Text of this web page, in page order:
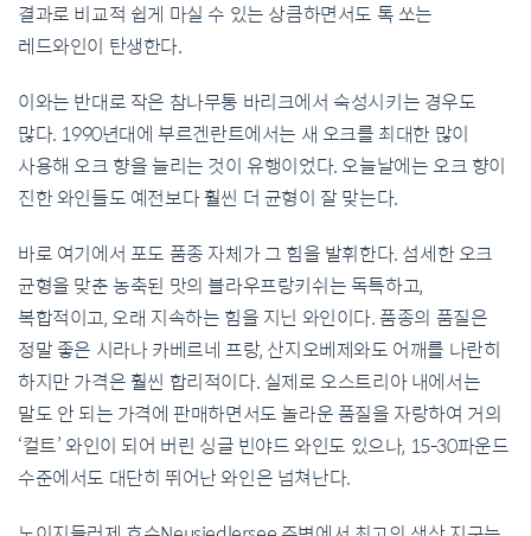
결과로 비교적 쉽게 마실 수 있는 상큼하면서도 톡 쏘는
레드와인이 탄생한다.
이와는 반대로 작은 참나무통 바리크에서 숙성시키는 경우도
많다. 1990년대에 부르겐란트에서는 새 오크를 최대한 많이
사용해 오크 향을 늘리는 것이 유행이었다. 오늘날에는 오크 향이
진한 와인들도 예전보다 훨씬 더 균형이 잘 맞는다.
바로 여기에서 포도 품종 자체가 그 힘을 발휘한다. 섬세한 오크
균형을 맞춘 농축된 맛의 블라우프랑키쉬는 독특하고,
복합적이고, 오래 지속하는 힘을 지닌 와인이다. 품종의 품질은
정말 좋은 시라나 카베르네 프랑, 산지오베제와도 어깨를 나란히
하지만 가격은 훨씬 합리적이다. 실제로 오스트리아 내에서는
말도 안 되는 가격에 판매하면서도 놀라운 품질을 자랑하여 거의
‘컬트’ 와인이 되어 버린 싱글 빈야드 와인도 있으나, 15-30파운드
수준에서도 대단히 뛰어난 와인은 넘쳐난다.